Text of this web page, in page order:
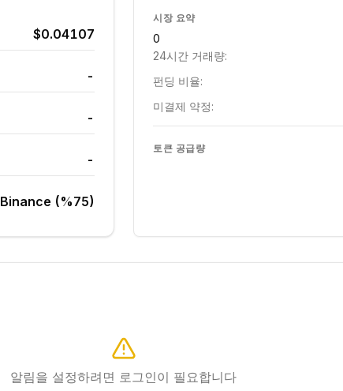
$0.04107
-
-
-
Binance (%75)
시장 요약
0
24시간 거래량:
펀딩 비율:
미결제 약정:
토큰 공급량
알림을 설정하려면 로그인이 필요합니다